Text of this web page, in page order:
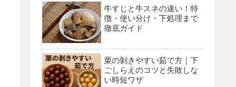
牛すじと牛スネの違い！特
徴・使い分け・下処理まで
徹底ガイド
栗の剝きやすい茹で方｜下
ごしらえのコツと失敗しな
い時短ワザ